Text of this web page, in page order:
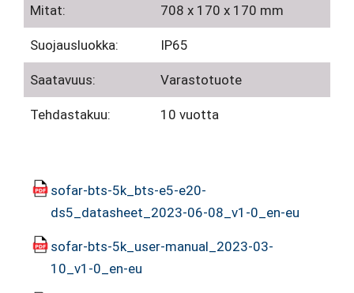
Mitat: 708 x 170 x 170 mm
Suojausluokka: IP65
Saatavuus: Varastotuote
Tehdastakuu: 10 vuotta
sofar-bts-5k_bts-e5-e20-
ds5_datasheet_2023-06-08_v1-0_en-eu
sofar-bts-5k_user-manual_2023-03-
10_v1-0_en-eu